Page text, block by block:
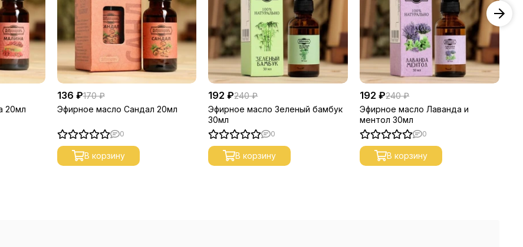
20мл
136 ₽170 ₽
Эфирное масло Сандал 20мл
0
В корзину
192 ₽240 ₽
Эфирное масло Зеленый бамбук
30мл
0
В корзину
192 ₽240 ₽
Эфирное масло Лаванда и
ментол 30мл
0
В корзину